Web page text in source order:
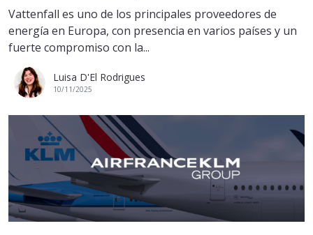
Vattenfall es uno de los principales proveedores de
energía en Europa, con presencia en varios países y un
fuerte compromiso con la...
Luisa D'El Rodrigues
10/11/2025